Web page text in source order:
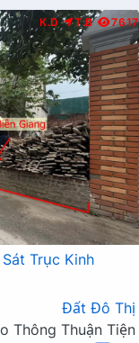
K.D T.B 7617
Trục Kinh
Đất Đô Thị
Thông Thuận Tiện